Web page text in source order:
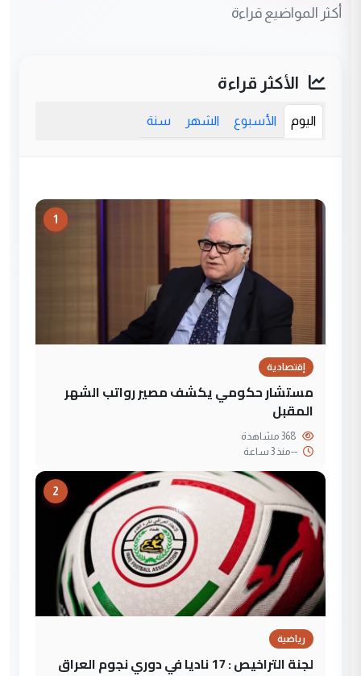
أكثر المواضيع قراءة
الأكثر قراءة
اليوم الأسبوع الشهر سنة
1
إقتصادية
مستشار حكومي يكشف مصير رواتب الشهر
المقبل
--منذ 3 ساعة
2
رياضية
لجنة التراخيص : 17 ناديا في دوري نجوم العراق